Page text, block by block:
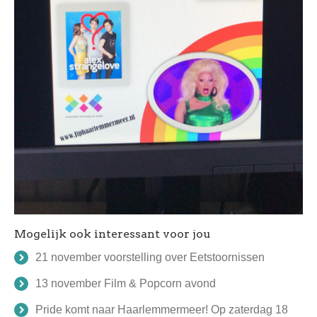
Mogelijk ook interessant voor jou
21 november voorstelling over Eetstoornissen
13 november Film & Popcorn avond
Pride komt naar Haarlemmermeer! Op zaterdag 18